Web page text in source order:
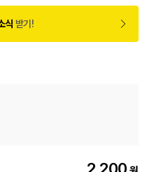
식 받기!
2,200